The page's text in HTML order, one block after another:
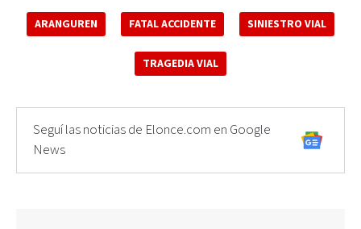
ARANGUREN FATAL ACCIDENTE SINIESTRO VIAL
TRAGEDIA VIAL
Seguí las noticias de Elonce.com en Google
News